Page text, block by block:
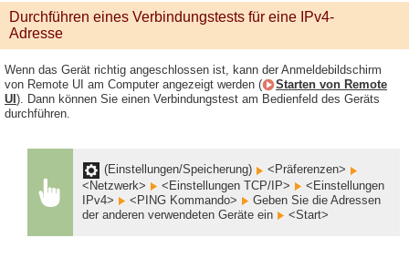
Durchführen eines Verbindungstests für eine IPv4-
Adresse
Wenn das Gerät richtig angeschlossen ist, kann der Anmeldebildschirm
von Remote UI am Computer angezeigt werden (
Starten von Remote
UI ). Dann können Sie einen Verbindungstest am Bedienfeld des Geräts
durchführen.
(Einstellungen/Speicherung)
<Präferenzen>
<Netzwerk>
<Einstellungen TCP/IP>
<Einstellungen
IPv4>
<PING Kommando>
Geben Sie die Adressen
der anderen verwendeten Geräte ein
<Start>